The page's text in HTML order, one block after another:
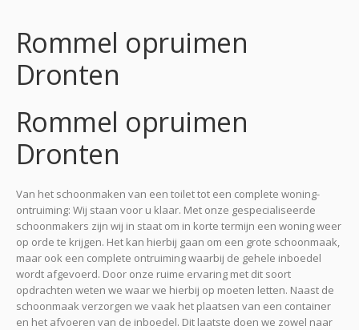
Rommel opruimen
Dronten
Rommel opruimen
Dronten
Van het schoonmaken van een toilet tot een complete woning-
ontruiming: Wij staan voor u klaar. Met onze gespecialiseerde
schoonmakers zijn wij in staat om in korte termijn een woning weer
op orde te krijgen. Het kan hierbij gaan om een grote schoonmaak,
maar ook een complete ontruiming waarbij de gehele inboedel
wordt afgevoerd. Door onze ruime ervaring met dit soort
opdrachten weten we waar we hierbij op moeten letten. Naast de
schoonmaak verzorgen we vaak het plaatsen van een container
en het afvoeren van de inboedel. Dit laatste doen we zowel naar